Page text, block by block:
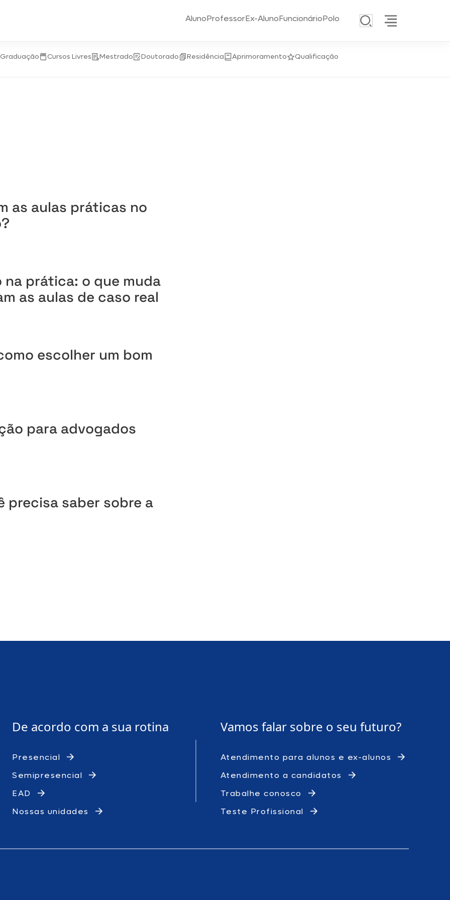
AlunoProfessorEx-AlunoFuncionárioPolo
Cursos Livres Mestrado Doutorado Residência Aprimoramento Qualificação
as aulas práticas no
na prática: o que muda
as aulas de caso real
escolher um bom
para advogados
precisa saber sobre a
De acordo com a sua rotina
Presencial
Semipresencial
EAD
Nossas unidades
Vamos falar sobre o seu futuro?
Atendimento para alunos e ex-alunos
Atendimento a candidatos
Trabalhe conosco
Teste Profissional